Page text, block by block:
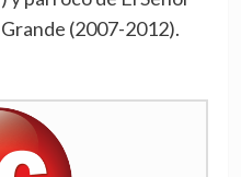
(2007-2012).